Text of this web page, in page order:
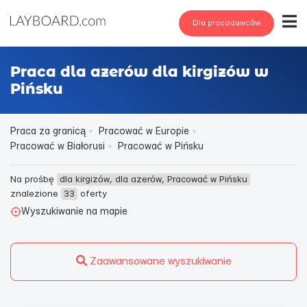
Dla pracodawców
Praca dla azerów dla kirgizów w
Pińsku
Praca za granicą
Pracować w Europie
Pracować w Białorusi
Pracować w Pińsku
Na prośbę dla kirgizów, dla azerów, Pracować w Pińsku
znalezione
33
oferty
Wyszukiwanie na mapie
Zaawansowane wyszukiwanie